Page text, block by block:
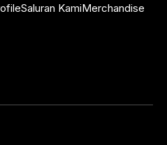
Saluran KamiMerchandise